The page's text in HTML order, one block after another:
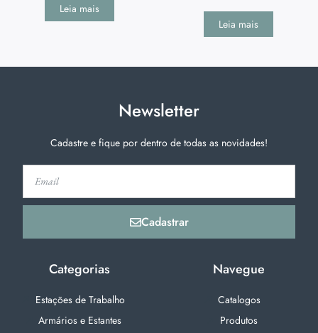
Leia mais
Leia mais
Newsletter
Cadastre e fique por dentro de todas as novidades!
Cadastrar
Categorias
Estações de Trabalho
Armários e Estantes
Navegue
Catalogos
Produtos